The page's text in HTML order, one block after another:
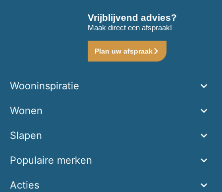
Vrijblijvend advies?
Maak direct een afspraak!
Plan uw afspraak
Wooninspiratie
Wonen
Slapen
Populaire merken
Acties